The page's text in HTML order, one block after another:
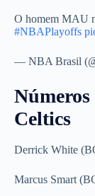
O homem MAU
#NBAPlayoffs
— NBA Brasil
Números
Celtics
Derrick White
Marcus Smart